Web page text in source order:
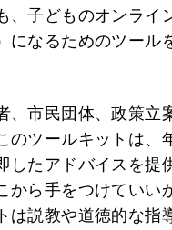
、子どものオンライ
になるためのツール
、市民団体、政策立
のツールキットは、
たアドバイスを提
から手をつけていい
は説教や道徳的な指